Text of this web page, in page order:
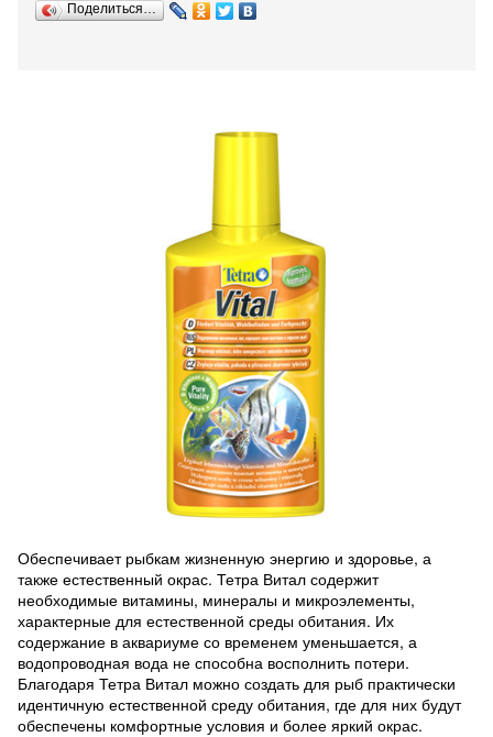
Поделиться…
Обеспечивает рыбкам жизненную энергию и здоровье, а
также естественный окрас. Тетра Витал содержит
необходимые витамины, минералы и микроэлементы,
характерные для естественной среды обитания. Их
содержание в аквариуме со временем уменьшается, а
водопроводная вода не способна восполнить потери.
Благодаря Тетра Витал можно создать для рыб практически
идентичную естественной среду обитания, где для них будут
обеспечены комфортные условия и более яркий окрас.